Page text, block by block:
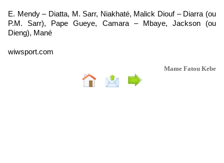
E. Mendy – Diatta, M. Sarr, Niakhaté, Malick Diouf – Diarra (ou
P.M. Sarr), Pape Gueye, Camara – Mbaye, Jackson (ou
Dieng), Mané
wiwsport.com
Mame Fatou Kebe